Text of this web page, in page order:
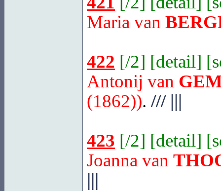
Maria van
422 [/2] [detail] [
Antonij van
(1862)). ///|||
423 [/2] [detail] [
Joanna van
|||